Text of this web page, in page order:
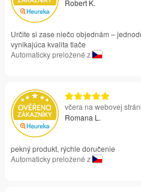
Robert K.
Určite si zase niečo objednám –
vynikajúca kvalita tlače
Automaticky preložené z
včera na webovej
Romana L.
pekný produkt, rýchle doručenie
Automaticky preložené z